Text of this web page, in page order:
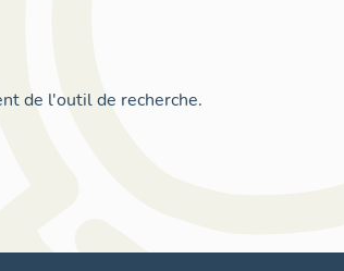
de l'outil de recherche.